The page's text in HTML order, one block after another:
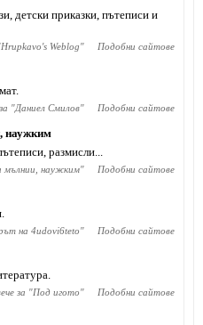
детски приказки, пътеписи и
Hrupkavo's Weblog" Подобни сайтове
"Даниел Смилов" Подобни сайтове
наужким
размисли...
мълнии, наужким" Подобни сайтове
на 4udovi6teto" Подобни сайтове
за "Под игото" Подобни сайтове